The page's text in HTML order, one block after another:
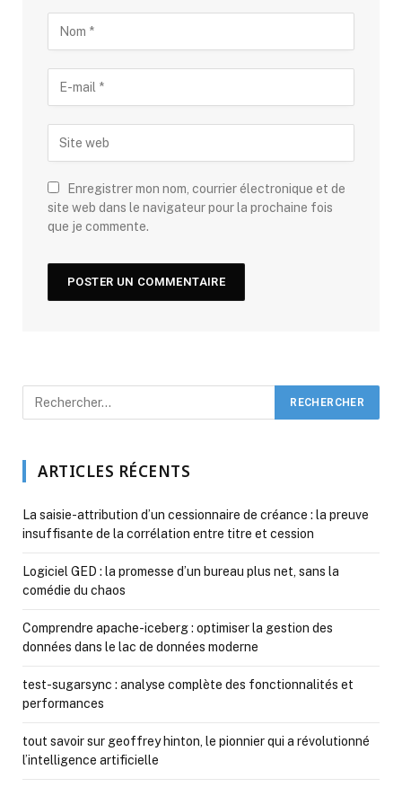
Enregistrer mon nom, courrier électronique et de
site web dans le navigateur pour la prochaine fois
que je commente.
ARTICLES RÉCENTS
La saisie-attribution d’un cessionnaire de créance : la preuve
insuffisante de la corrélation entre titre et cession
Logiciel GED : la promesse d’un bureau plus net, sans la
comédie du chaos
Comprendre apache-iceberg : optimiser la gestion des
données dans le lac de données moderne
test-sugarsync : analyse complète des fonctionnalités et
performances
tout savoir sur geoffrey hinton, le pionnier qui a révolutionné
l’intelligence artificielle